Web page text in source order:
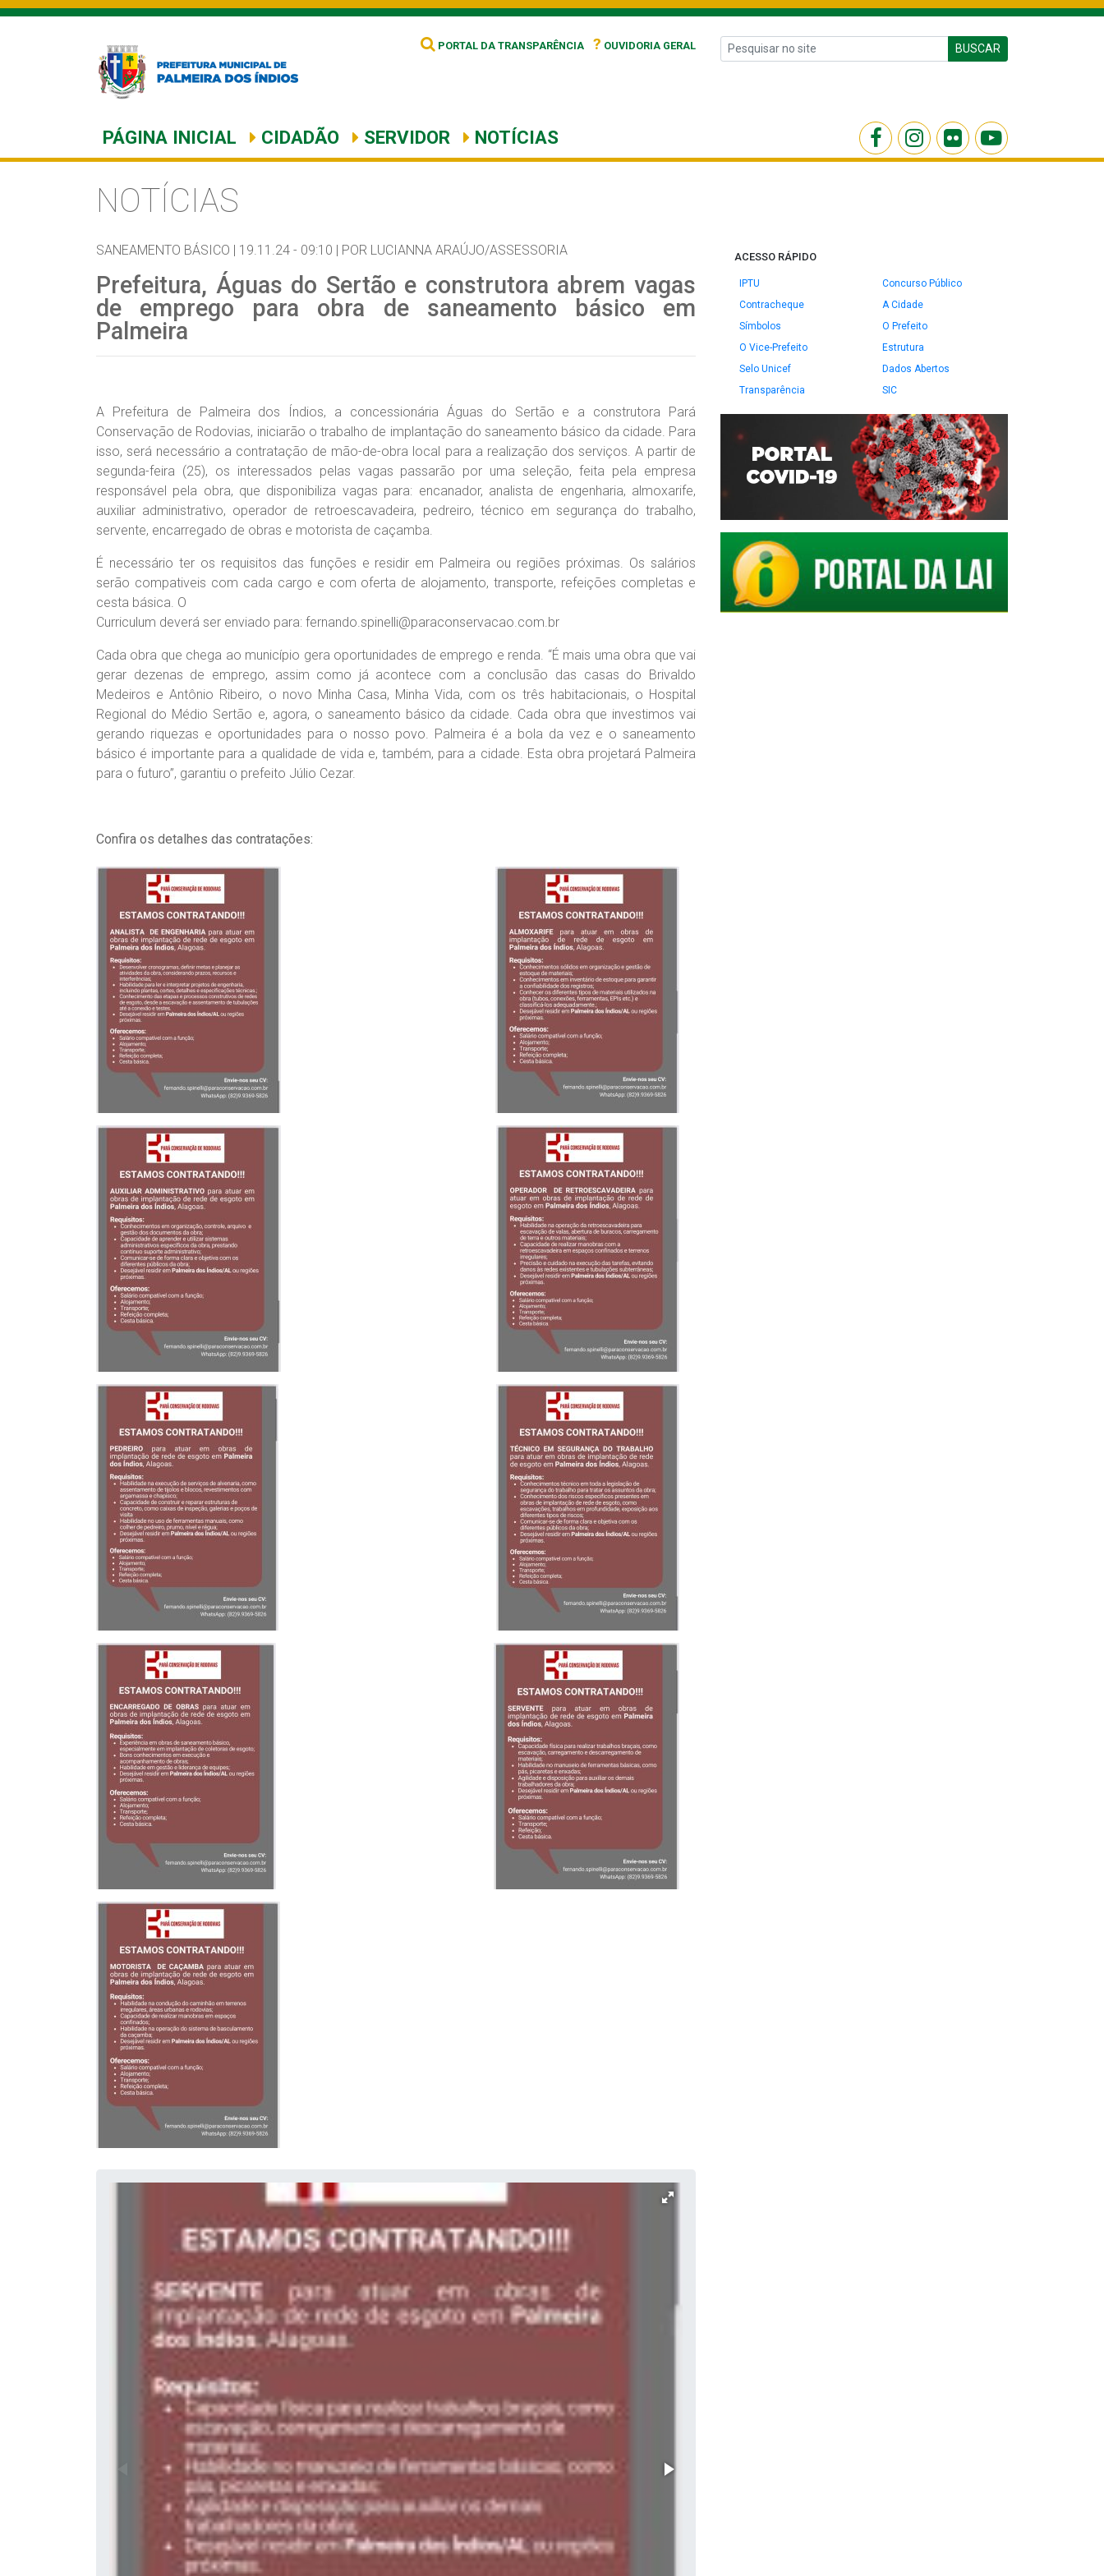
PORTAL DA TRANSPARÊNCIA ? OUVIDORIA GERAL BUSCAR
PÁGINA INICIAL CIDADÃO SERVIDOR NOTÍCIAS
NOTÍCIAS
SANEAMENTO BÁSICO | 19.11.24 - 09:10 | POR LUCIANNA ARAÚJO/ASSESSORIA
Prefeitura, Águas do Sertão e construtora abrem vagas
de emprego para obra de saneamento básico em
Palmeira
A Prefeitura de Palmeira dos Índios, a concessionária Águas do Sertão e a construtora Pará
Conservação de Rodovias, iniciarão o trabalho de implantação do saneamento básico da cidade. Para
isso, será necessário a contratação de mão-de-obra local para a realização dos serviços. A partir de
segunda-feira (25), os interessados pelas vagas passarão por uma seleção, feita pela empresa
responsável pela obra, que disponibiliza vagas para: encanador, analista de engenharia, almoxarife,
auxiliar administrativo, operador de retroescavadeira, pedreiro, técnico em segurança do trabalho,
servente, encarregado de obras e motorista de caçamba.
É necessário ter os requisitos das funções e residir em Palmeira ou regiões próximas. Os salários
serão compativeis com cada cargo e com oferta de alojamento, transporte, refeições completas e
cesta básica. O
Curriculum deverá ser enviado para: fernando.spinelli@paraconservacao.com.br
Cada obra que chega ao município gera oportunidades de emprego e renda. “É mais uma obra que vai
gerar dezenas de emprego, assim como já acontece com a conclusão das casas do Brivaldo
Medeiros e Antônio Ribeiro, o novo Minha Casa, Minha Vida, com os três habitacionais, o Hospital
Regional do Médio Sertão e, agora, o saneamento básico da cidade. Cada obra que investimos vai
gerando riquezas e oportunidades para o nosso povo. Palmeira é a bola da vez e o saneamento
básico é importante para a qualidade de vida e, também, para a cidade. Esta obra projetará Palmeira
para o futuro”, garantiu o prefeito Júlio Cezar.
Confira os detalhes das contratações:
ACESSO RÁPIDO
IPTU
Concurso Público
Contracheque
A Cidade
Símbolos
O Prefeito
O Vice-Prefeito
Estrutura
Selo Unicef
Dados Abertos
Transparência
SIC